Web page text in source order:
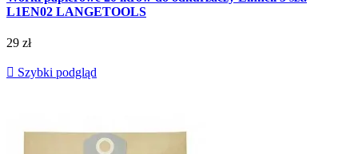
L1EN02 LANGETOOLS
29 zł
 Szybki podgląd